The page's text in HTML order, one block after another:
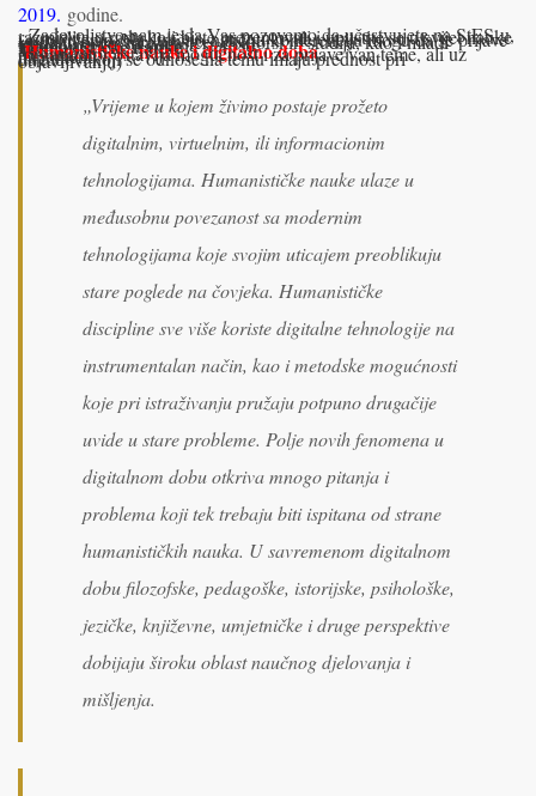
2019. godine.
Zadovolјstvo nam je da Vas pozovemo da učestvujete na StES-u, razmislite o radu koji biste prezentovali i upustite se u svijet nauke i istraživanja. Na stručno-naučnu konferenciju mogu da se prijave studenti osnovnih, master i doktorskih studija, kao i mladi istraživači do 30 godina starosti.
Humanističke nauke
Tema:
Humanističke nauke i digitalno doba
(organizator ostavlјa mogućnost i za prijave van teme, ali uz napomenu
da radovi koji se odnose na temu imaju prednost pri objavlјivanju)
„Vrijeme u kojem živimo postaje prožeto
digitalnim, virtuelnim, ili informacionim
tehnologijama. Humanističke nauke ulaze u
međusobnu povezanost sa modernim
tehnologijama koje svojim uticajem preoblikuju
stare poglede na čovjeka. Humanističke
discipline sve više koriste digitalne tehnologije na
instrumentalan način, kao i metodske mogućnosti
koje pri istraživanju pružaju potpuno drugačije
uvide u stare probleme. Polje novih fenomena u
digitalnom dobu otkriva mnogo pitanja i
problema koji tek trebaju biti ispitana od strane
humanističkih nauka. U savremenom digitalnom
dobu filozofske, pedagoške, istorijske, psihološke,
jezičke, književne, umjetničke i druge perspektive
dobijaju široku oblast naučnog djelovanja i
mišljenja.